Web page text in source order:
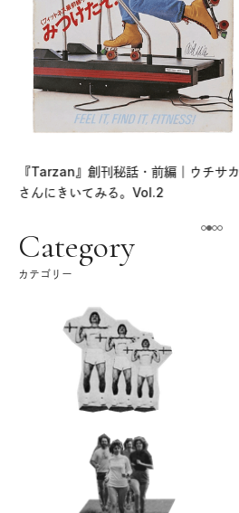
『Tarzan』創刊秘話・前編｜ウチサカ
さんにきいてみる。Vol.2
Category
カテゴリー